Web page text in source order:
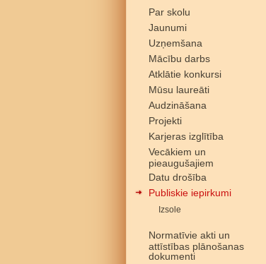
Par skolu
Jaunumi
Uzņemšana
Mācību darbs
Atklātie konkursi
Mūsu laureāti
Audzināšana
Projekti
Karjeras izglītība
Vecākiem un
pieaugušajiem
Datu drošība
Publiskie iepirkumi
Izsole
Normatīvie akti un
attīstības plānošanas
dokumenti